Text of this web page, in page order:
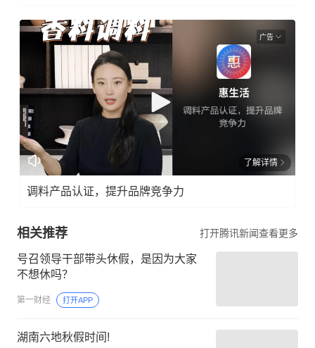
广告
了解详情
调料产品认证，提升品牌竞争力
相关推荐 打开腾讯新闻查看更多
号召领导干部带头休假，是因为大家
不想休吗？
第一财经 打开APP
湖南六地秋假时间!